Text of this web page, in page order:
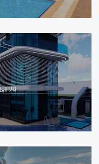
29 املاک و مستغلات